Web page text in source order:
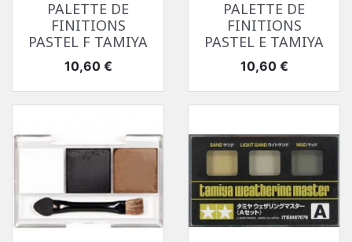
PALETTE DE
FINITIONS
PASTEL F TAMIYA
Prix
10,60 €
PALETTE DE
FINITIONS
PASTEL E TAMIYA
Prix
10,60 €